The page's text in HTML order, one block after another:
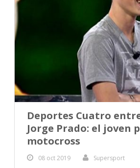
Deportes Cuatro
Jorge Prado: el joven
motocross
08 oct 2019 Supersport